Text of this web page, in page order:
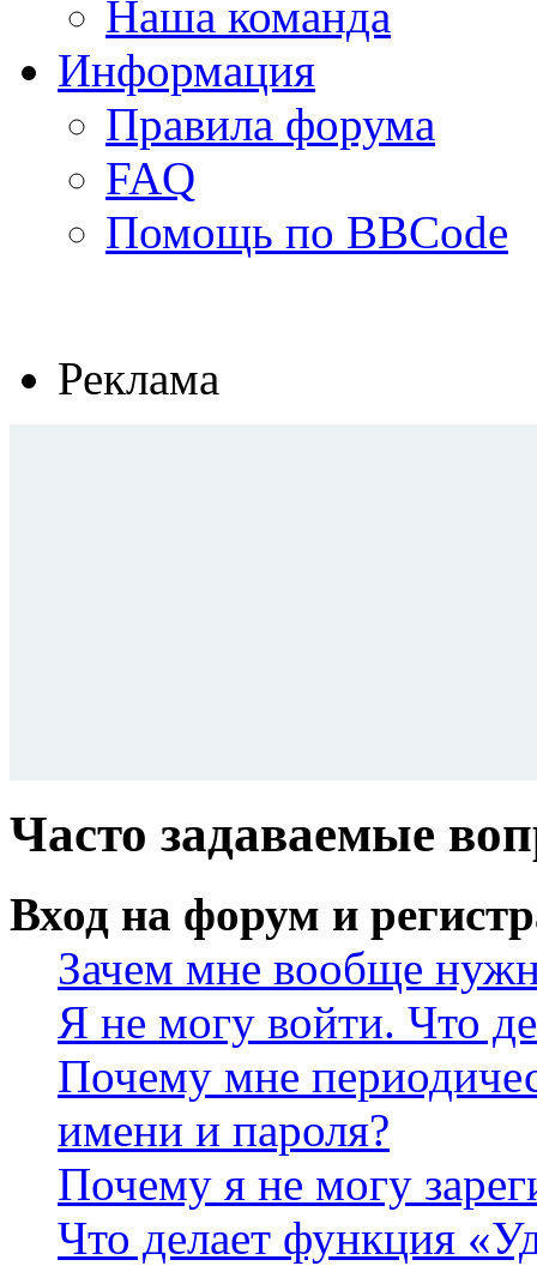
Наша команда
Информация
Правила форума
FAQ
Помощь по BBCode
Реклама
Часто задаваемые
Вход на форум и
Зачем мне вообще
Я не могу войти. Что
Почему мне
имени и пароля?
Почему я не могу
Что делает функция